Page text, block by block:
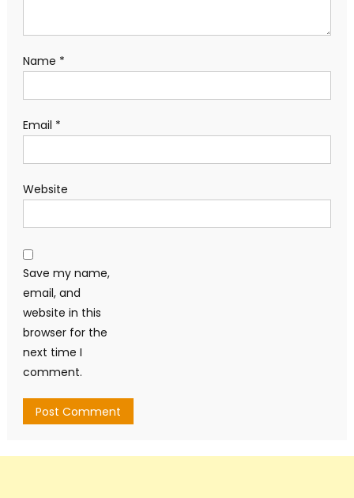
Name *
Email *
Website
Save my name,
email, and
website in this
browser for the
next time I
comment.